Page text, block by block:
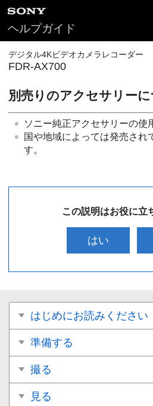
ヘルプガイド
デジタル4Kビデオカメラレコーダー
FDR-AX700
別売りのアクセサリー
ソニー純正アクセサリーの使
国や地域によっては発売され
す。
この説明はお役に立
はい
はじめにお読みください
準備する
撮る
見る